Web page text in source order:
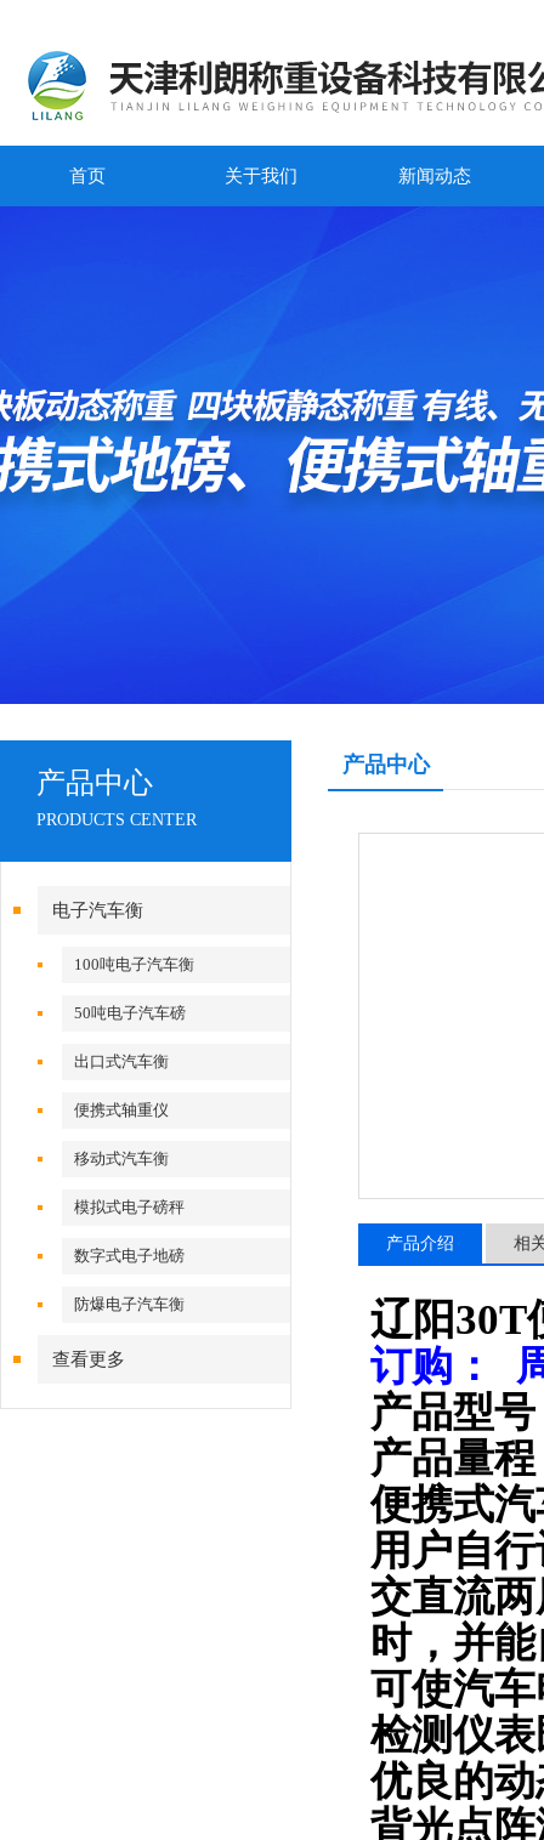
首页 关于我们 新闻动态
产品中心
PRODUCTS CENTER
电子汽车衡
100吨电子汽车衡
50吨电子汽车磅
出口式汽车衡
便携式轴重仪
移动式汽车衡
模拟式电子磅秤
数字式电子地磅
防爆电子汽车衡
查看更多
产品中心
产品介绍 相
辽阳30T
订购：
产品型号
产品量
便携式
用户自
交直流
时，并
可使汽
检测仪
优良的
背光点